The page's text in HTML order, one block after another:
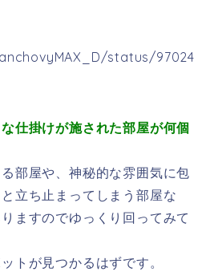
status/97024
仕掛けが施された部屋が何個
部屋や、神秘的な雰囲気に包
立ち止まってしまう部屋な
ますのでゆっくり回ってみて
トが見つかるはずです。